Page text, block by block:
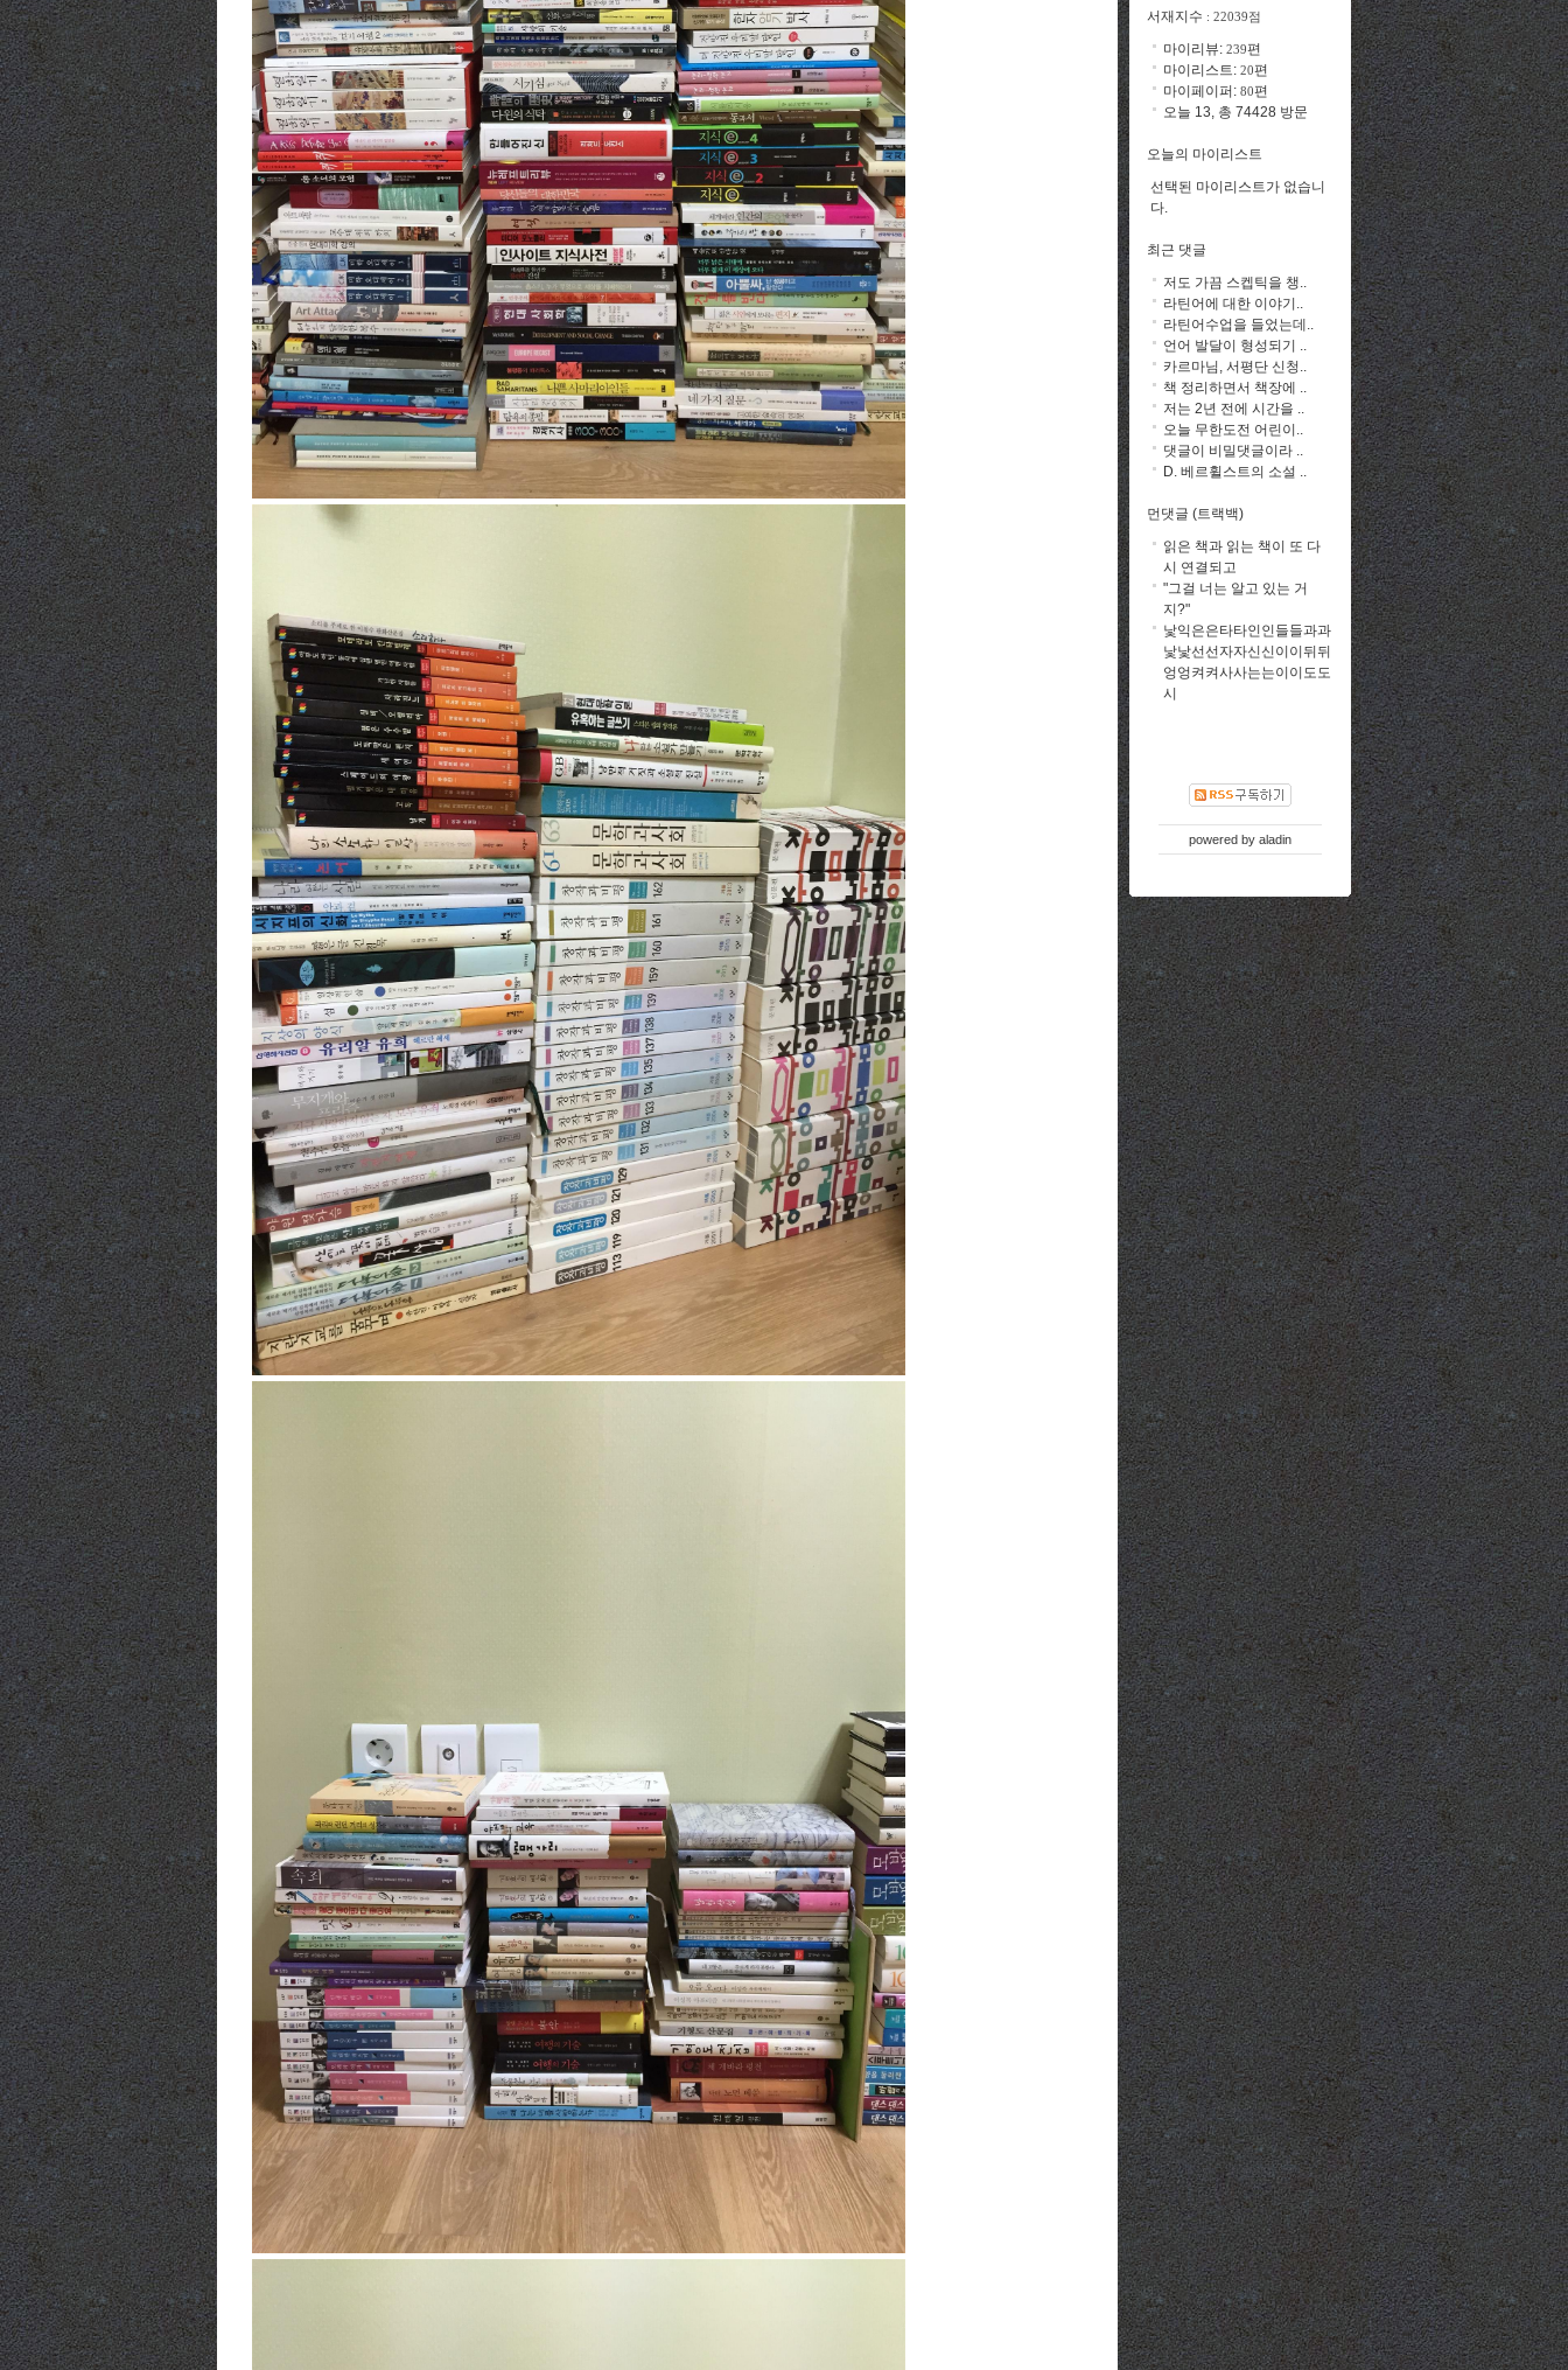
서재지수 : 22039점
마이리뷰: 239편
마이리스트: 20편
마이페이퍼: 80편
오늘 13, 총 74428 방문
오늘의 마이리스트
선택된 마이리스트가 없습니
다.
최근 댓글
저도 가끔 스켑틱을 챙..
라틴어에 대한 이야기..
라틴어수업을 들었는데..
언어 발달이 형성되기 ..
카르마님, 서평단 신청..
책 정리하면서 책장에 ..
저는 2년 전에 시간을 ..
오늘 무한도전 어린이..
댓글이 비밀댓글이라 ..
D. 베르휠스트의 소설 ..
먼댓글 (트랙백)
읽은 책과 읽는 책이 또 다
시 연결되고
"그걸 너는 알고 있는 거
지?"
낯익은은타타인인들들과과
낯낯선선자자신신이이뒤뒤
엉엉켜켜사사는는이이도도
시
powered by aladin